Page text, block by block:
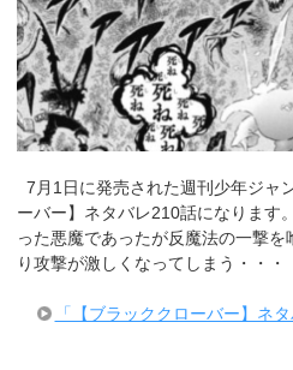
7月1日に発売された週刊少年ジャ
ーバー】ネタバレ210話になります
った悪魔であったが反魔法の一撃
り攻撃が激しくなってしまう・・・
「【ブラッククローバー】ネ